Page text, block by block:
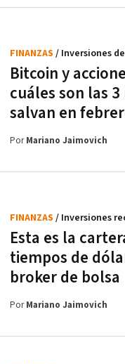
Bitcoin y
cuáles son las
salvan en
FINANZAS / Inversiones
PorMariano Jaimovich
Esta es la
tiempos de
broker de bolsa
FINANZAS / Inversiones
PorMariano Jaimovich